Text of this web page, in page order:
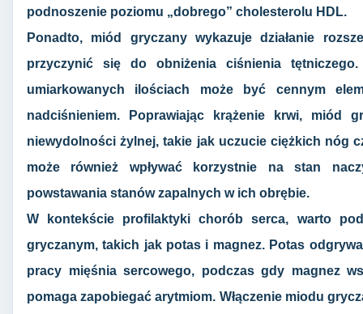
podnoszenie poziomu „dobrego” cholesterolu HDL.
Ponadto, miód gryczany wykazuje działanie
przyczynić się do obniżenia ciśnienia
umiarkowanych ilościach może być cennym
nadciśnieniem. Poprawiając krążenie krwi, miód
niewydolności żylnej, takie jak uczucie ciężkich nóg
może również wpływać korzystnie na stan
powstawania stanów zapalnych w ich obrębie.
W kontekście profilaktyki chorób serca, warto
gryczanym, takich jak potas i magnez. Potas
pracy mięśnia sercowego, podczas gdy magnez
pomaga zapobiegać arytmiom. Włączenie miodu